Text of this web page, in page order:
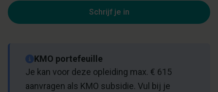
Schrijf je in
KMO portefeuille
Je kan voor deze opleiding max. € 615
aanvragen als KMO subsidie. Vul bij je